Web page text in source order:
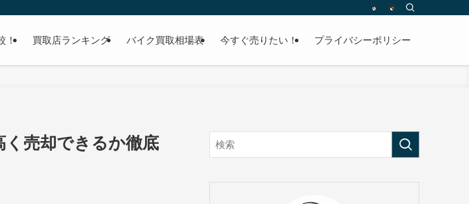
！ 買取店ランキング バイク買取相場表 今すぐ売りたい！ プライバシーポリシー
売却できるか徹底